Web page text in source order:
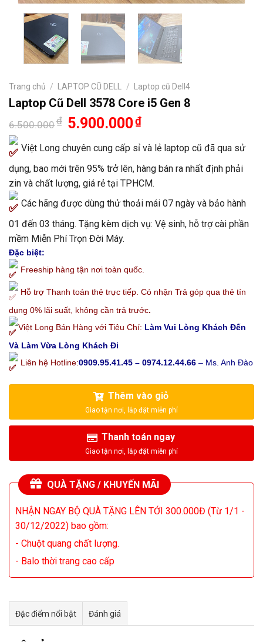
Trang chủ / LAPTOP CŨ DELL / Laptop cũ Dell4
Laptop Cũ Dell 3578 Core i5 Gen 8
6.500.000₫ Giá
gốc
6.500.000₫.
5.900.000₫Giá
là:
Việt Long chuyên cung cấp sỉ và lẻ laptop cũ đã qua sử
dụng, bao mới trên 95% trở lên, hàng bán ra nhất định phải
zin và chất lượng, giá rẻ tại TPHCM.
Các hãng được dùng thử thoải mái 07 ngày và bảo hành
01 đến 03 tháng. Tặng kèm dịch vụ: Vệ sinh, hỗ trợ cài phần
mềm Miễn Phí Trọn Đời Máy.
Đặc biệt:
Freeship hàng tận nơi toàn quốc.
Hỗ trợ Thanh toán thẻ trực tiếp. Có nhận Trả góp qua thẻ tín
dụng 0% lãi suất, không cần trả trước.
Việt Long Bán Hàng với Tiêu Chí: Làm Vui Lòng Khách Đến
Và Làm Vừa Lòng Khách Đi
Liên hệ Hotline:0909.95.41.45 – 0974.12.44.66 – Ms. Anh Đào
Thêm vào giỏ
Thanh toán ngay
QUÀ TẶNG / KHUYẾN MÃI
NHẬN NGAY BỘ QUÀ TẶNG LÊN TỚI 300.000Đ (Từ 1/1 -
30/12/2022) bao gồm:
- Chuột quang chất lượng.
- Balo thời trang cao cấp
Đặc điểm nổi bật Đánh giá
Tư vấn & bán hàng qua Facebook